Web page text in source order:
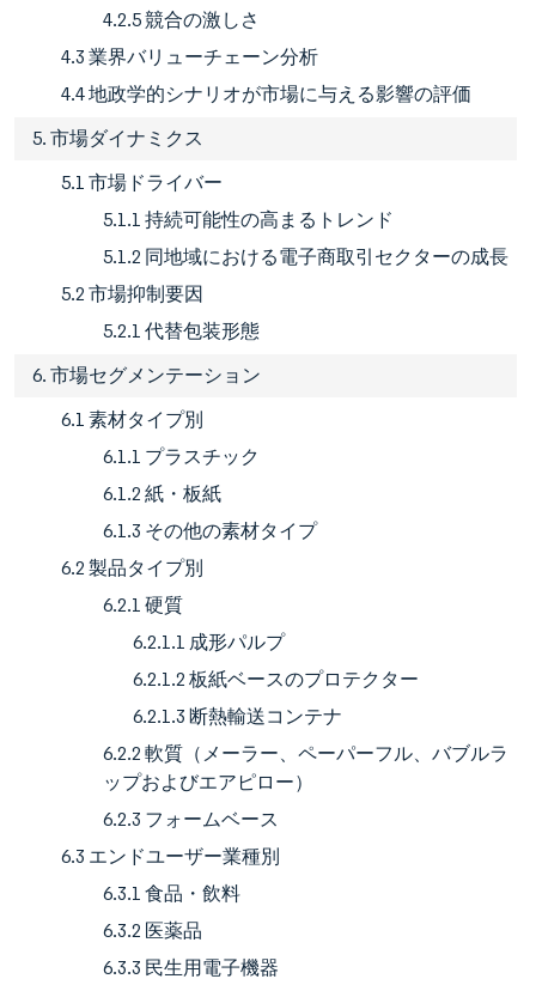
4.2.5 競合の激しさ
4.3 業界バリューチェーン分析
4.4 地政学的シナリオが市場に与える影響の評価
5. 市場ダイナミクス
5.1 市場ドライバー
5.1.1 持続可能性の高まるトレンド
5.1.2 同地域における電子商取引セクターの成長
5.2 市場抑制要因
5.2.1 代替包装形態
6. 市場セグメンテーション
6.1 素材タイプ別
6.1.1 プラスチック
6.1.2 紙・板紙
6.1.3 その他の素材タイプ
6.2 製品タイプ別
6.2.1 硬質
6.2.1.1 成形パルプ
6.2.1.2 板紙ベースのプロテクター
6.2.1.3 断熱輸送コンテナ
6.2.2 軟質（メーラー、ペーパーフル、バブルラ
ップおよびエアピロー）
6.2.3 フォームベース
6.3 エンドユーザー業種別
6.3.1 食品・飲料
6.3.2 医薬品
6.3.3 民生用電子機器